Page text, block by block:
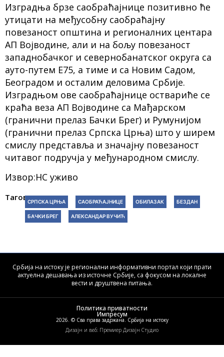
Изградња брзе саобраћајнице позитивно ће
утицати на међусобну саобраћајну
повезаност општина и регионалних центара
АП Војводине, али и на бољу повезаност
западнобачког и севернобанатског округа са
ауто-путем Е75, а тиме и са Новим Садом,
Београдом и осталим деловима Србије.
Изградњом ове саобраћајнице оствариће се
краћа веза АП Војводине са Мађарском
(гранични прелаз Бачки Брег) и Румунијом
(гранични прелаз Српска Црња) што у ширем
смислу представља и значајну повезаност
читавог подручја у међународном смислу.
Извор:НС уживо
Тагови:СРПСКА ЦРЊА САОБРАЋАЈНИЦЕ ОБИЛАЗАК БЕЗДАН
БАЧКИ БРЕГ АЛЕКСАНДАР ВУЧИЋ
Србија на истоку је регионални информативни портал који прати
актуелна дешавања из источне Србије, са фокусом на локалне
вести и друштвена питања.
2026. © Сва права задржана. Србија на истоку
Импресум
Политика приватности
Дизајн и веб: Премиер Дизајн Студио